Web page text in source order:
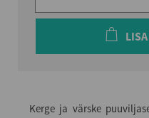
Kerge ja värske